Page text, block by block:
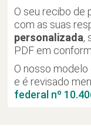
O seu recibo de
com as suas
personalizada,
PDF em
O nosso
e é revisado
federal nº